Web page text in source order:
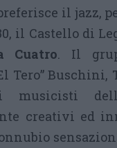
il jazz,
il Castello di
Cuatro. Il
Tero”
musicisti
creativi ed